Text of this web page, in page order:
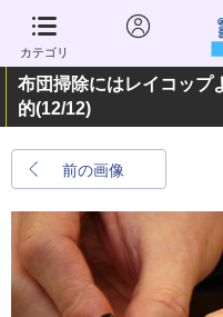
カテゴリ
布団掃除にはレイコップ
的(12/12)
前の画像